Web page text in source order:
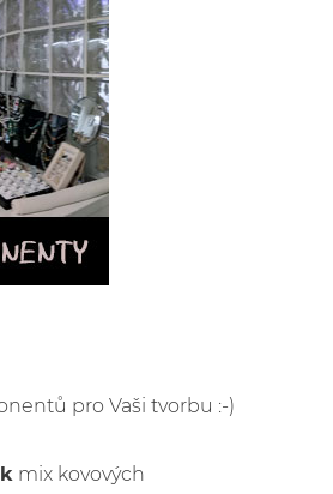
pro Vaši tvorbu :-)
mix kovových